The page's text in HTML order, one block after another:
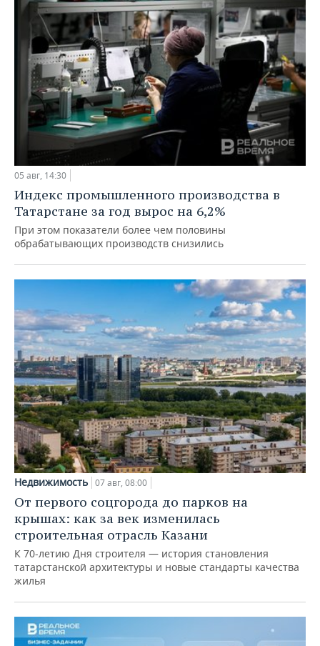
05 авг, 14:30
Индекс промышленного производства в
Татарстане за год вырос на 6,2%
При этом показатели более чем половины
обрабатывающих производств снизились
Недвижимость 07 авг, 08:00
От первого соцгорода до парков на
крышах: как за век изменилась
строительная отрасль Казани
К 70-летию Дня строителя — история становления
татарстанской архитектуры и новые стандарты качества
жилья